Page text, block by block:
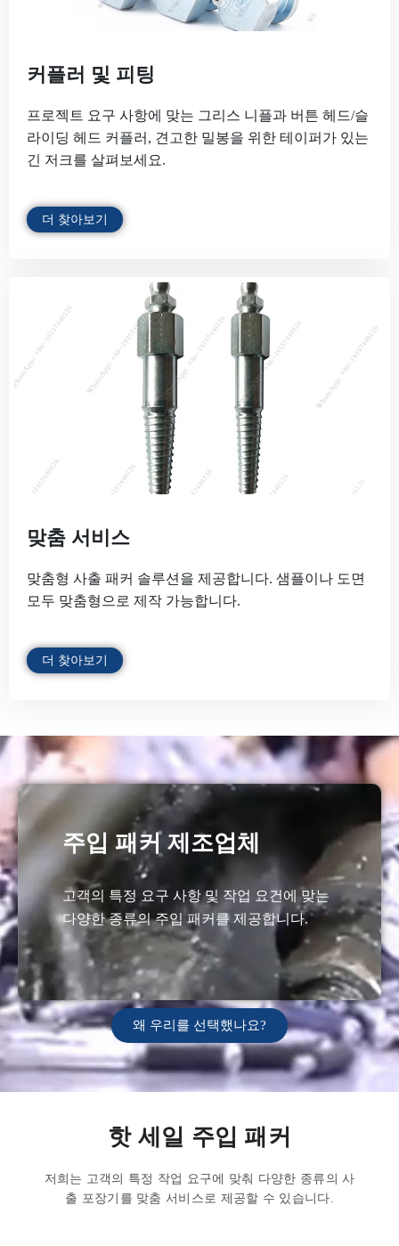
커플러 및 피팅
프로젝트 요구 사항에 맞는 그리스 니플과 버튼 헤드/슬
라이딩 헤드 커플러, 견고한 밀봉을 위한 테이퍼가 있는
긴 저크를 살펴보세요.
더 찾아보기
맞춤 서비스
맞춤형 사출 패커 솔루션을 제공합니다. 샘플이나 도면
모두 맞춤형으로 제작 가능합니다.
더 찾아보기
주입 패커 제조업체
고객의 특정 요구 사항 및 작업 요건에 맞는
다양한 종류의 주입 패커를 제공합니다.
왜 우리를 선택했나요?
핫 세일 주입 패커
저희는 고객의 특정 작업 요구에 맞춰 다양한 종류의 사
출 포장기를 맞춤 서비스로 제공할 수 있습니다.